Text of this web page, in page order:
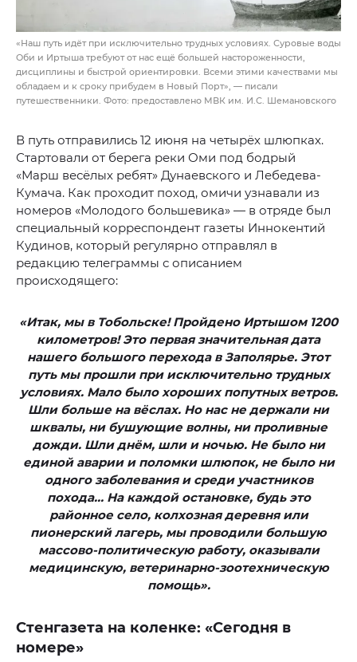
«Наш путь идёт при исключительно трудных условиях. Суровые воды
Оби и Иртыша требуют от нас ещё большей настороженности,
дисциплины и быстрой ориентировки. Всеми этими качествами мы
обладаем и к сроку прибудем в Новый Порт», — писали
путешественники. Фото: предоставлено МВК им. И.С. Шемановского
В путь отправились 12 июня на четырёх шлюпках.
Стартовали от берега реки Оми под бодрый
«Марш весёлых ребят» Дунаевского и Лебедева-
Кумача. Как проходит поход, омичи узнавали из
номеров «Молодого большевика» — в отряде был
специальный корреспондент газеты Иннокентий
Кудинов, который регулярно отправлял в
редакцию телеграммы с описанием
происходящего:
«Итак, мы в Тобольске! Пройдено Иртышом 1200
километров! Это первая значительная дата
нашего большого перехода в Заполярье. Этот
путь мы прошли при исключительно трудных
условиях. Мало было хороших попутных ветров.
Шли больше на вёслах. Но нас не держали ни
шквалы, ни бушующие волны, ни проливные
дожди. Шли днём, шли и ночью. Не было ни
единой аварии и поломки шлюпок, не было ни
одного заболевания и среди участников
похода… На каждой остановке, будь это
районное село, колхозная деревня или
пионерский лагерь, мы проводили большую
массово-политическую работу, оказывали
медицинскую, ветеринарно-зоотехническую
помощь».
Стенгазета на коленке: «Сегодня в
номере»